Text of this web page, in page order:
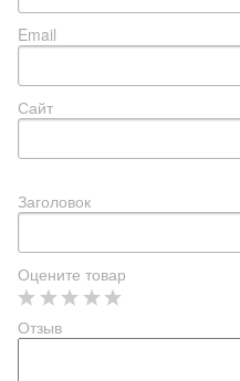
Email
Сайт
Заголовок
Оцените товар
Отзыв